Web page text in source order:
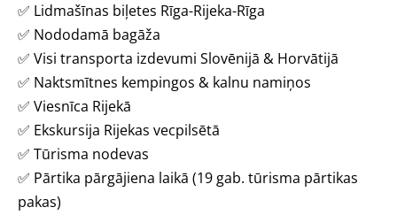
✅ Lidmašīnas biļetes Rīga-Rijeka-Rīga
✅ Nododamā bagāža
✅ Visi transporta izdevumi Slovēnijā & Horvātijā
✅ Naktsmītnes kempingos & kalnu namiņos
✅ Viesnīca Rijekā
✅ Ekskursija Rijekas vecpilsētā
✅ Tūrisma nodevas
✅ Pārtika pārgājiena laikā (19 gab. tūrisma pārtikas
pakas)